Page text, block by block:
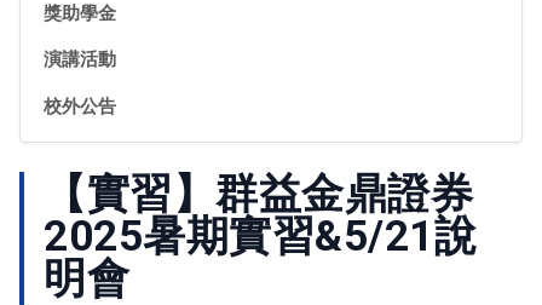
獎助學金
演講活動
校外公告
【實習】群益金鼎證券
2025暑期實習&5/21說
明會